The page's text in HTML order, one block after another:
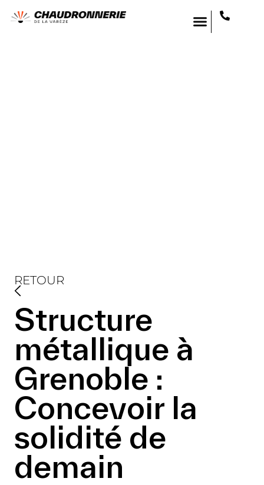
RETOUR
Structure
métallique à
Grenoble :
Concevoir la
solidité de
demain